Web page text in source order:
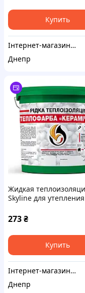
Купить
Інтернет-магазин "Winner"
Днепр
Жидкая
Skyline для утепления
Теплокраска
273₴
Купить
Інтернет-магазин "Winner"
Днепр